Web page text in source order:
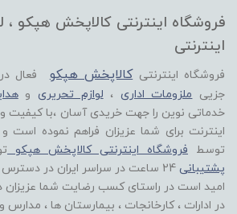
فروشگاه اینترنتی کالاپخش هپکو
اینترنتی
فروشگاه اینترنتی کالاپخش هپکو
فعال
جزییملزومات اداری ،لوازم تحریری و
خدماتی نوین را جهت خریدی آسان ،با کیفیت
اینترنت برای شما عزیزان فراهم نموده است
توسط فروشگاه اینترنتی کالاپخش هپکو
پشتیبانی
امید است در راستای کسب رضایت شما عزیزان
در ادارات ، کارخانجات ، بیمارستان ها ،